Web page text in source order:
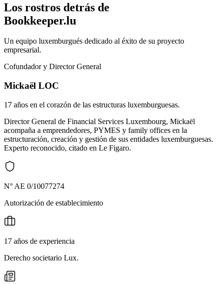
Los rostros detrás de
Bookkeeper.lu
Un equipo luxemburgués dedicado al éxito de su proyecto
empresarial.
Cofundador y Director General
Mickaël LOC
17 años en el corazón de las estructuras luxemburguesas.
Director General de Financial Services Luxembourg, Mickaël
acompaña a emprendedores, PYMES y family offices en la
estructuración, creación y gestión de sus entidades luxemburguesas.
Experto reconocido, citado en Le Figaro.
N° AE 0/10077274
Autorización de establecimiento
17 años de experiencia
Derecho societario Lux.